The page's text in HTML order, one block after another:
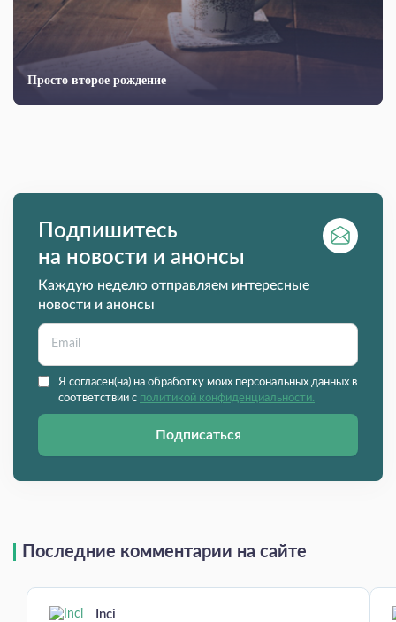
Просто второе рождение
Подпишитесь
на новости и анонсы
Каждую неделю отправляем интересные
новости и анонсы
Я согласен(на) на обработку моих персональных данных в
соответствии с политикой конфиденциальности.
Подписаться
Последние комментарии на сайте
Inci